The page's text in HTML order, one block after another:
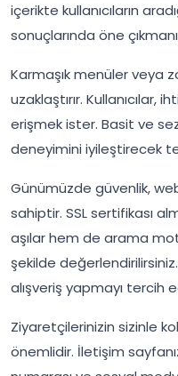
içerikte kullanıcıların
sonuçlarında öne
Karmaşık menüler veya
uzaklaştırır. Kullanıcılar,
erişmek ister. Basit ve
deneyimini iyileştirecek
Günümüzde güvenlik,
sahiptir. SSL sertifikası
aşılar hem de arama
şekilde
alışveriş yapmayı tercih
Ziyaretçilerinizin sizinle
önemlidir. İletişim